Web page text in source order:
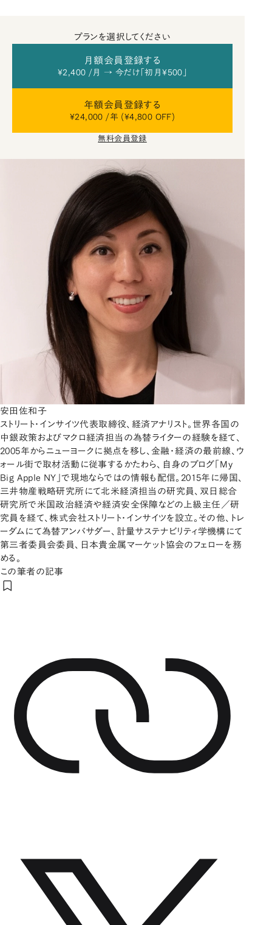
プランを選択してください
月額会員登録する
¥2,400 /月 → 今だけ「初月¥500」
年額会員登録する
¥24,000 /年 (¥4,800 OFF)
無料会員登録
安田佐和子
ストリート・インサイツ代表取締役、経済アナリスト。世界各国の
中銀政策およびマクロ経済担当の為替ライターの経験を経て、
2005年からニューヨークに拠点を移し、金融・経済の最前線、ウ
ォール街で取材活動に従事するかたわら、自身のブログ「My
Big Apple NY」で現地ならではの情報も配信。2015年に帰国、
三井物産戦略研究所にて北米経済担当の研究員、双日総合
研究所で米国政治経済や経済安全保障などの上級主任／研
究員を経て、株式会社ストリート・インサイツを設立。その他、トレ
ーダムにて為替アンバサダー、計量サステナビリティ学機構にて
第三者委員会委員、日本貴金属マーケット協会のフェローを務
める。
この筆者の記事